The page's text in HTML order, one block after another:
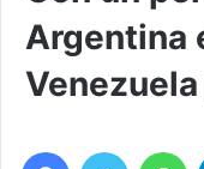
Argentina
Facebook
Twitter